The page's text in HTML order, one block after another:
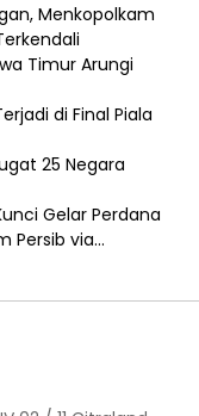
Menkopolkam
Timur Arungi
di Final Piala
25 Negara
Gelar Perdana
Persib via…